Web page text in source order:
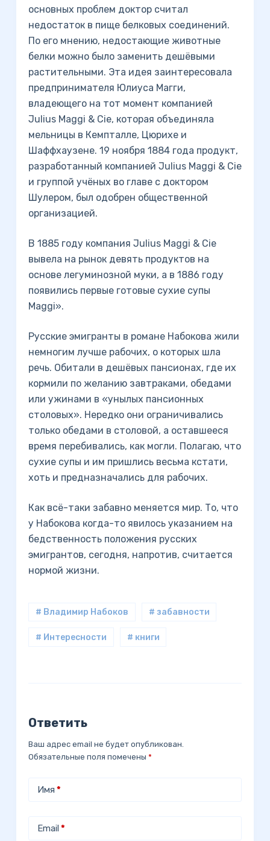
основных проблем доктор считал
недостаток в пище белковых соединений.
По его мнению, недостающие животные
белки можно было заменить дешёвыми
растительными. Эта идея заинтересовала
предпринимателя Юлиуса Магги,
владеющего на тот момент компанией
Julius Maggi & Cie, которая объединяла
мельницы в Кемпталле, Цюрихе и
Шаффхаузене. 19 ноября 1884 года продукт,
разработанный компанией Julius Maggi & Cie
и группой учёных во главе с доктором
Шулером, был одобрен общественной
организацией.
В 1885 году компания Julius Maggi & Cie
вывела на рынок девять продуктов на
основе легуминозной муки, а в 1886 году
появились первые готовые сухие супы
Maggi».
Русские эмигранты в романе Набокова жили
немногим лучше рабочих, о которых шла
речь. Обитали в дешёвых пансионах, где их
кормили по желанию завтраками, обедами
или ужинами в «унылых пансионных
столовых». Нередко они ограничивались
только обедами в столовой, а оставшееся
время перебивались, как могли. Полагаю, что
сухие супы и им пришлись весьма кстати,
хоть и предназначались для рабочих.
Как всё-таки забавно меняется мир. То, что
у Набокова когда-то явилось указанием на
бедственность положения русских
эмигрантов, сегодня, напротив, считается
нормой жизни.
# Владимир Набоков # забавности
# Интересности # книги
Ответить
Ваш адрес email не будет опубликован.
Обязательные поля помечены *
Имя *
Email*